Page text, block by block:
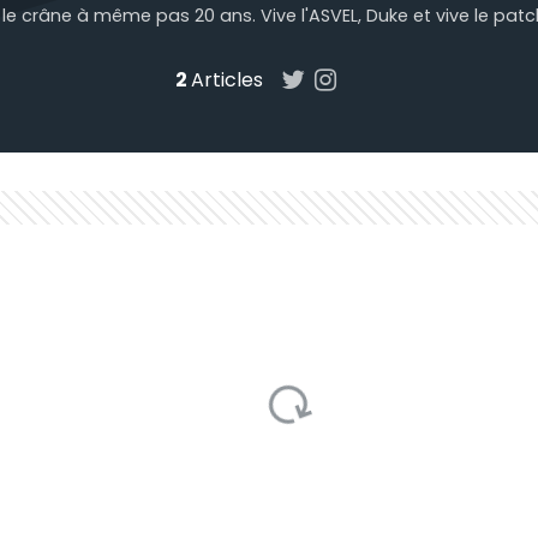
crâne à même pas 20 ans. Vive l'ASVEL, Duke et vive le
2Articles